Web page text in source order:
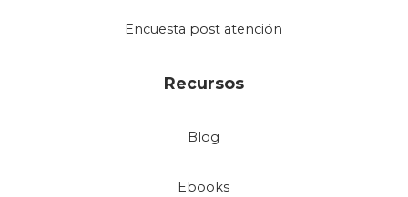
Encuesta post atención
Recursos
Blog
Ebooks